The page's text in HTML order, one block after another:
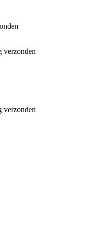
verzonden
verzonden